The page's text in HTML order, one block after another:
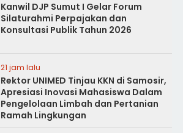
Kanwil DJP Sumut I Gelar Forum
Silaturahmi Perpajakan dan
Konsultasi Publik Tahun 2026
21 jam lalu
Rektor UNIMED Tinjau KKN di Samosir,
Apresiasi Inovasi Mahasiswa Dalam
Pengelolaan Limbah dan Pertanian
Ramah Lingkungan